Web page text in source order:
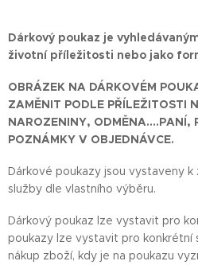
Dárkový poukaz je
životní příležitosti nebo jako
OBRÁZEK NA DÁRKOVÉM
ZAMĚNIT PODLE PŘÍLEŽITOSTI
NAROZENINY, ODMĚNA....PANÍ,
POZNÁMKY V OBJEDNÁVCE.
Dárkové poukazy jsou vystaveny
služby dle vlastního výběru.
Dárkový poukaz lze vystavit pro
poukazy lze vystavit pro konkrétní
nákup zboží, kdy je na poukazu